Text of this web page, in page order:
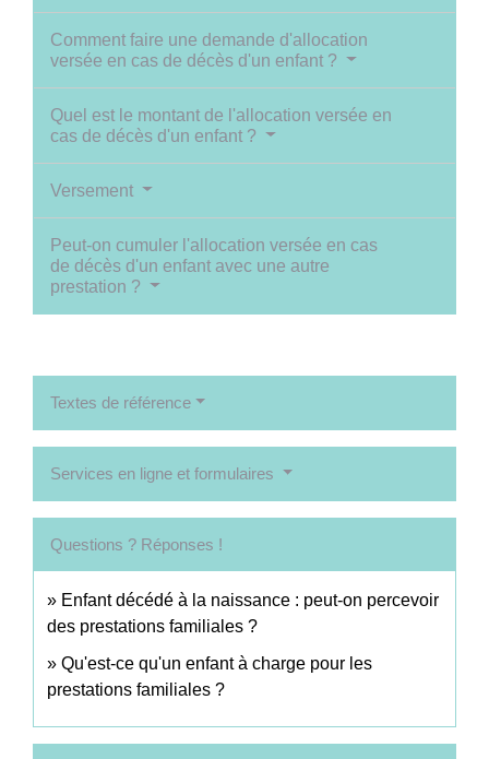
Comment faire une demande d'allocation
versée en cas de décès d'un enfant ?
Quel est le montant de l'allocation versée en
cas de décès d'un enfant ?
Versement
Peut-on cumuler l'allocation versée en cas
de décès d'un enfant avec une autre
prestation ?
Textes de référence
Services en ligne et formulaires
Questions ? Réponses !
Enfant décédé à la naissance : peut-on percevoir
des prestations familiales ?
Qu'est-ce qu'un enfant à charge pour les
prestations familiales ?